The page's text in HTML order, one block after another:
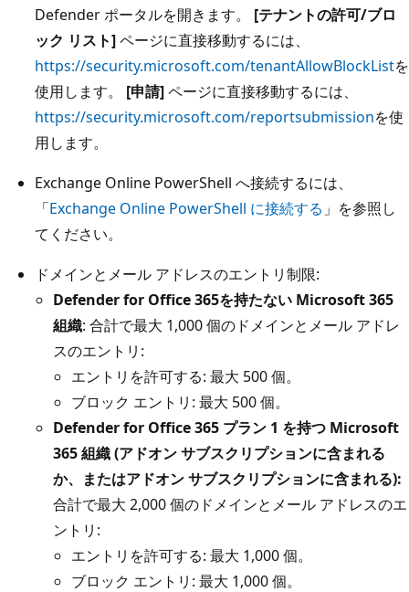
Defender ポータルを開きます。 [テナントの許可/ブロ
ック リスト]ページに直接移動するには、
https://security.microsoft.com/tenantAllowBlockListを
使用します。 [申請]ページに直接移動するには、
https://security.microsoft.com/reportsubmissionを使
用します。
Exchange Online PowerShell へ接続するには、
「Exchange Online PowerShell に接続する 」を参照し
てください。
ドメインとメール アドレスのエントリ制限:
Defender for Office 365を持たない Microsoft 365
組織: 合計で最大 1,000 個のドメインとメール アドレ
スのエントリ:
エントリを許可する: 最大 500 個。
ブロック エントリ: 最大 500 個。
Defender for Office 365 プラン 1 を持つ Microsoft
365 組織 (アドオン サブスクリプションに含まれる
か、またはアドオン サブスクリプションに含まれる):
合計で最大 2,000 個のドメインとメール アドレスのエ
ントリ:
エントリを許可する: 最大 1,000 個。
ブロック エントリ: 最大 1,000 個。